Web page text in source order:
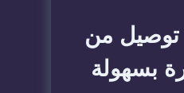
توصيل من
بسهولة